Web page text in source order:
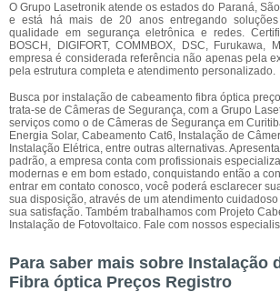
O Grupo Lasetronik atende os estados do Paraná,
e está há mais de 20 anos entregando
qualidade em segurança eletrônica e redes.
BOSCH, DIGIFORT, COMMBOX, DSC, Furukawa,
empresa é considerada referência não apenas pela
pela estrutura completa e atendimento personalizado.
Busca por instalação de cabeamento fibra óptica
trata-se de Câmeras de Segurança, com a Grupo
serviços como o de Câmeras de Segurança em
Energia Solar, Cabeamento Cat6, Instalação de
Instalação Elétrica, entre outras alternativas.
padrão, a empresa conta com profissionais
modernas e em bom estado, conquistando então a
entrar em contato conosco, você poderá esclarecer
sua disposição, através de um atendimento
sua satisfação. Também trabalhamos com Projeto
Instalação de Fotovoltaico. Fale com nossos
Para saber mais sobre Instalação
Fibra óptica Preços Registro